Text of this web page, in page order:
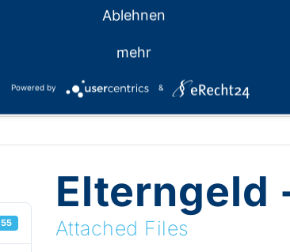
55
Elterngeld
Attached Files
Ablehnen
mehr
Powered by &